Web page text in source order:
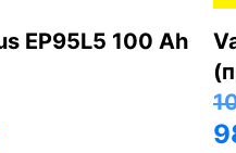
АПЗ (правый+)